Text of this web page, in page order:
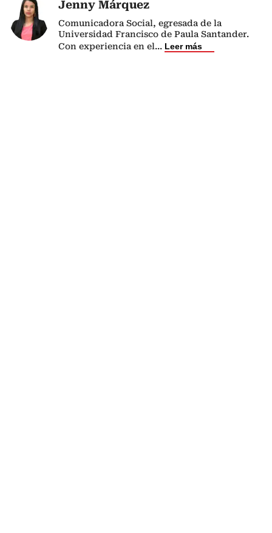
Jenny Márquez
Comunicadora Social, egresada de la
Universidad Francisco de Paula Santander.
Con experiencia en el... Leer más